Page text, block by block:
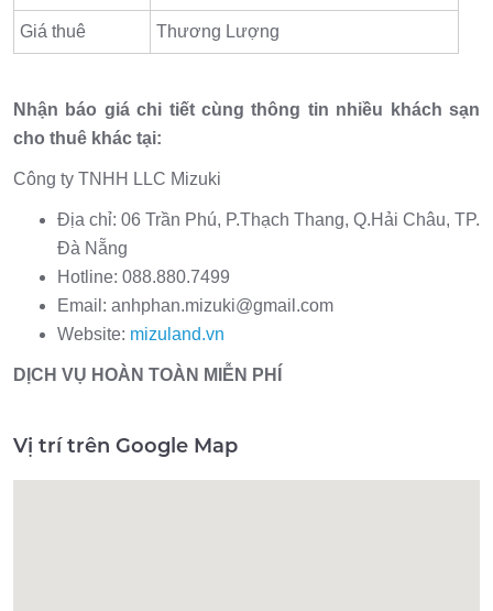
Giá thuê Thương Lượng
Nhận báo giá chi tiết cùng thông tin nhiều khách sạn
cho thuê khác tại:
Công ty TNHH LLC Mizuki
Địa chỉ: 06 Trần Phú, P.Thạch Thang, Q.Hải Châu, TP.
Đà Nẵng
Hotline: 088.880.7499
Email: anhphan.mizuki@gmail.com
Website: mizuland.vn
DỊCH VỤ HOÀN TOÀN MIỄN PHÍ
Vị trí trên Google Map